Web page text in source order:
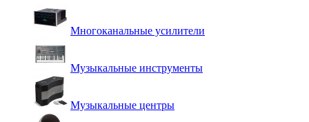
Многоканальные усилители
Музыкальные инструменты
Музыкальные центры